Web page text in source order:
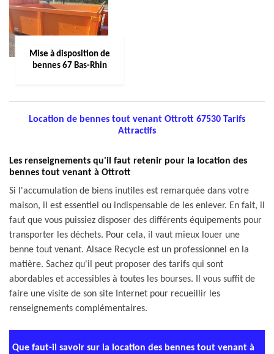
Mise à disposition de
bennes 67 Bas-Rhin
Location de bennes tout venant Ottrott 67530 Tarifs
Attractifs
Les renseignements qu'il faut retenir pour la location des
bennes tout venant à Ottrott
Si l'accumulation de biens inutiles est remarquée dans votre
maison, il est essentiel ou indispensable de les enlever. En fait, il
faut que vous puissiez disposer des différents équipements pour
transporter les déchets. Pour cela, il vaut mieux louer une
benne tout venant. Alsace Recycle est un professionnel en la
matière. Sachez qu'il peut proposer des tarifs qui sont
abordables et accessibles à toutes les bourses. Il vous suffit de
faire une visite de son site Internet pour recueillir les
renseignements complémentaires.
Que faut-il savoir sur la location des bennes tout venant à